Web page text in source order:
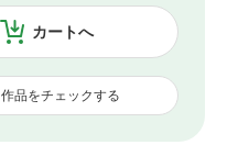
カートへ
作品をチェックする